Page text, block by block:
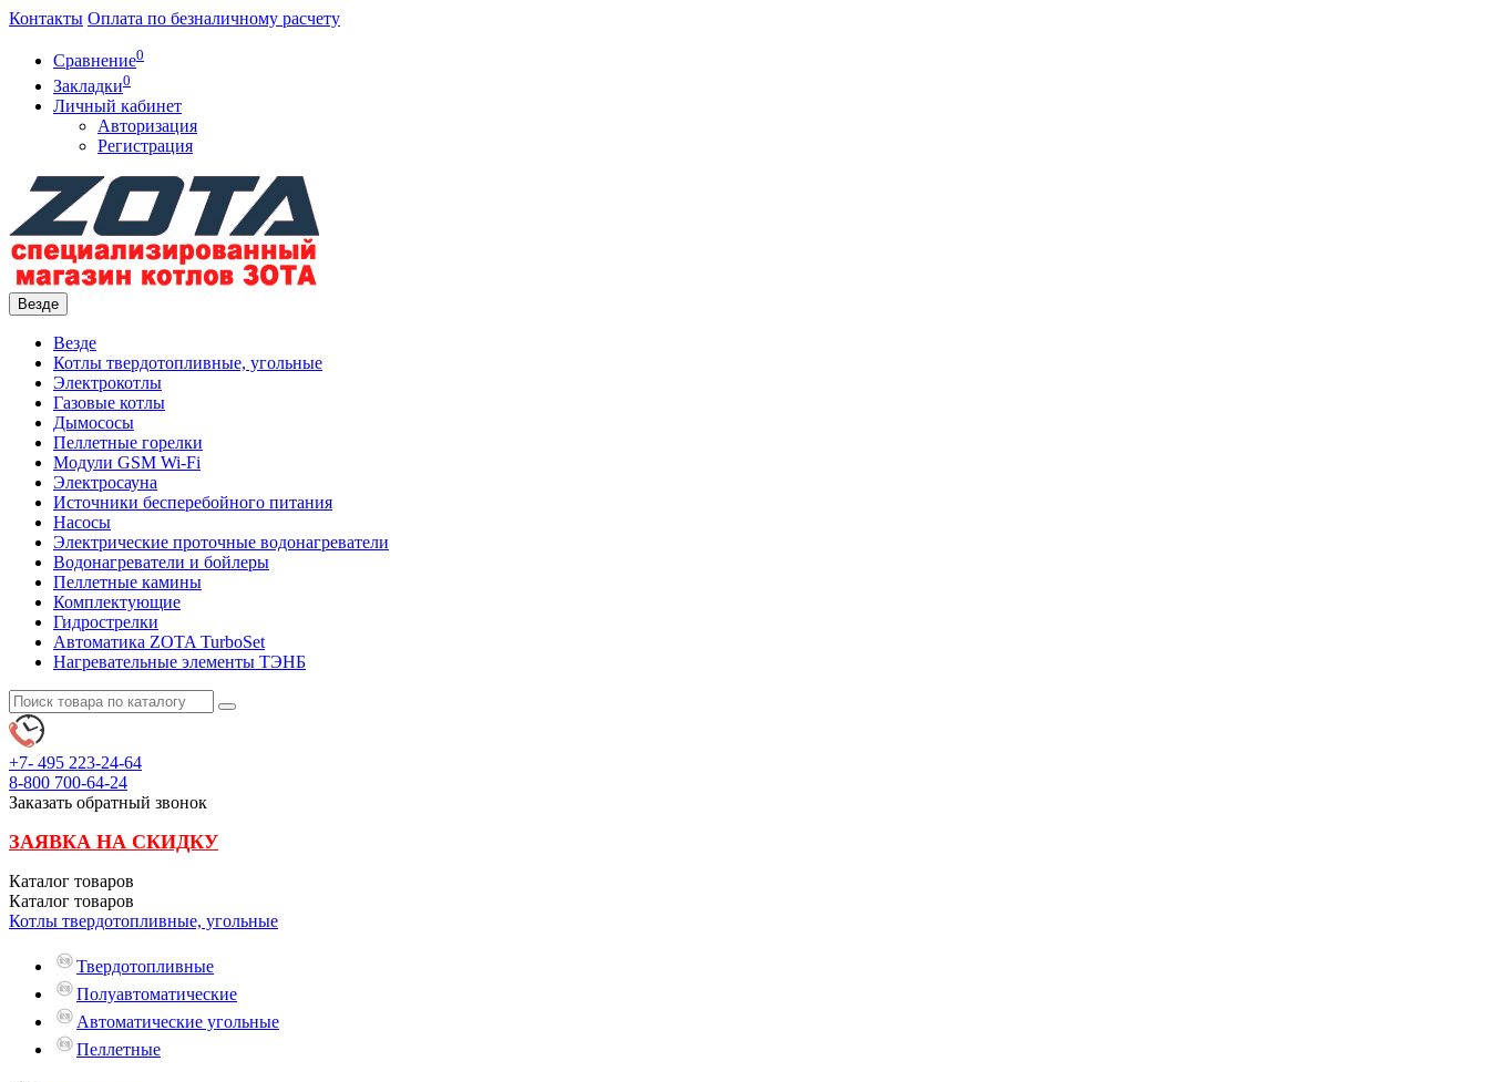
Контакты Оплата по безналичному расчету
Сравнение0
Закладки0
Личный кабинет
Авторизация
Регистрация
Везде
Везде
Котлы твердотопливные, угольные
Электрокотлы
Газовые котлы
Дымососы
Пеллетные горелки
Модули GSM Wi-Fi
Электросауна
Источники бесперебойного питания
Насосы
Электрические проточные водонагреватели
Водонагреватели и бойлеры
Пеллетные камины
Комплектующие
Гидрострелки
Автоматика ZOTA TurboSet
Нагревательные элементы ТЭНБ
+7- 495 223-24-64
8-800 700-64-24
Заказать обратный звонок
ЗАЯВКА НА СКИДКУ
Каталог товаров
Каталог товаров
Котлы твердотопливные, угольные
Твердотопливные
Полуавтоматические
Автоматические угольные
Пеллетные